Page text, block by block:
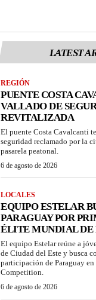
LATEST
REGIÓN
PUENTE COSTA
VALLADO DE
REVITALIZADA
El puente Costa Cavalcanti
seguridad reclamado por la
pasarela peatonal.
6 de agosto de 2026
LOCALES
EQUIPO ESTELAR
PARAGUAY POR
ÉLITE MUNDIAL DE
El equipo Estelar reúne a
de Ciudad del Este y busca
participación de Paraguay
Competition.
6 de agosto de 2026